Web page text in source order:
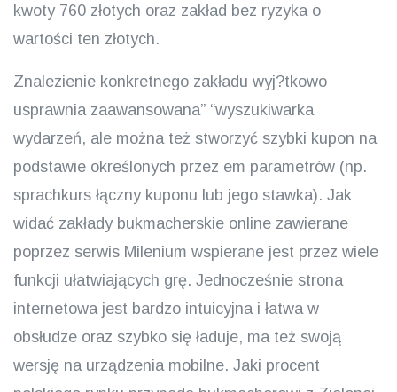
kwoty 760 złotych oraz zakład bez ryzyka o
wartości ten złotych.
Znalezienie konkretnego zakładu wyj?tkowo
usprawnia zaawansowana” “wyszukiwarka
wydarzeń, ale można też stworzyć szybki kupon na
podstawie określonych przez em parametrów (np.
sprachkurs łączny kuponu lub jego stawka). Jak
widać zakłady bukmacherskie online zawierane
poprzez serwis Milenium wspierane jest przez wiele
funkcji ułatwiających grę. Jednocześnie strona
internetowa jest bardzo intuicyjna i łatwa w
obsłudze oraz szybko się ładuje, ma też swoją
wersję na urządzenia mobilne. Jaki procent